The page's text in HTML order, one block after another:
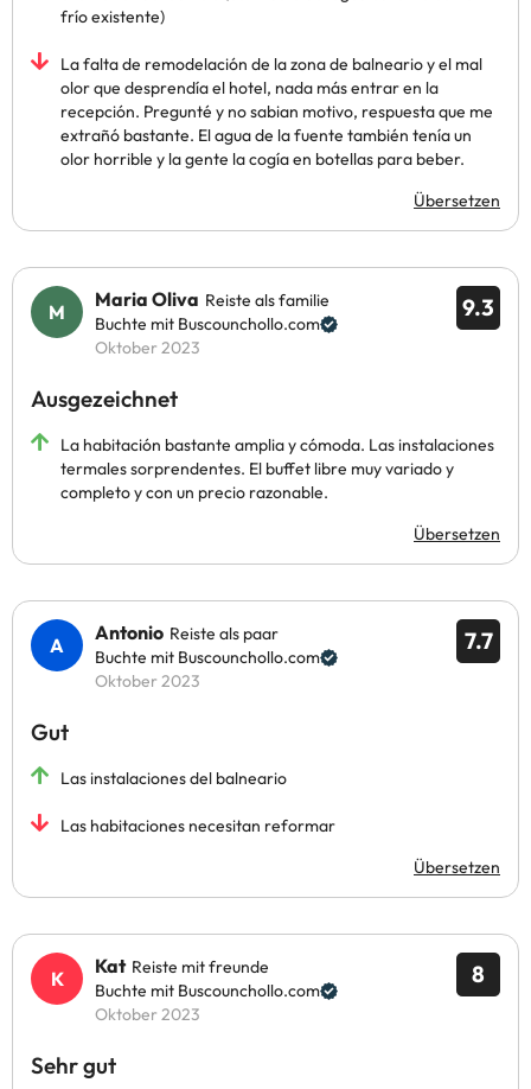
frío existente)
La falta de remodelación de la zona de balneario y el mal
olor que desprendía el hotel, nada más entrar en la
recepción. Pregunté y no sabian motivo, respuesta que me
extrañó bastante. El agua de la fuente también tenía un
olor horrible y la gente la cogía en botellas para beber.
Übersetzen
9.3
Maria Oliva Reiste als familie
Buchte mit Buscounchollo.com
Oktober 2023
Ausgezeichnet
La habitación bastante amplia y cómoda. Las instalaciones
termales sorprendentes. El buffet libre muy variado y
completo y con un precio razonable.
Übersetzen
7.7
Antonio Reiste als paar
Buchte mit Buscounchollo.com
Oktober 2023
Gut
Las instalaciones del balneario
Las habitaciones necesitan reformar
Übersetzen
8
Kat Reiste mit freunde
Buchte mit Buscounchollo.com
Oktober 2023
Sehr gut